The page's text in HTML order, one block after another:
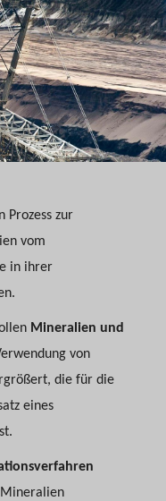
Prozess zur
vom
in ihrer
Mineralien und
von
die für die
eines